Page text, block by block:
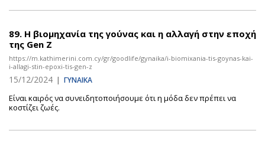
89. Η βιομηχανία της γούνας και η αλλαγή στην εποχή
της Gen Z
https://m.kathimerini.com.cy/gr/goodlife/gynaika/i-biomixania-tis-goynas-kai-
i-allagi-stin-epoxi-tis-gen-z
15/12/2024 | ΓΥΝΑΙΚΑ
Είναι καιρός να συνειδητοποιήσουμε ότι η μόδα δεν πρέπει να
κοστίζει ζωές.